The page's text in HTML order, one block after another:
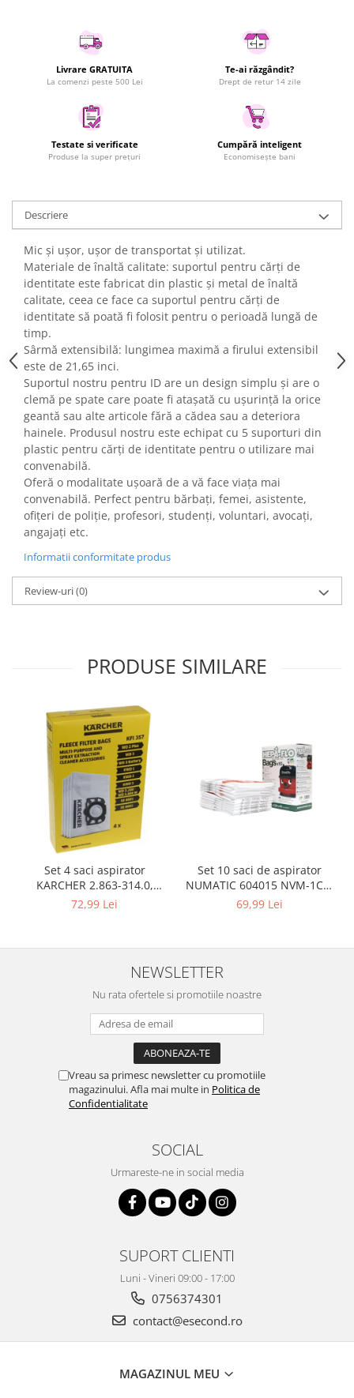
Laptop, Tablete & Telefoane
Accesorii tablete
Laptopuri si Accesorii
Telefoane Mobile & accesorii
Wearable & Gadgeturi
Electrocasnice & Climatizare
Accesorii si piese masini spalat
vase
Aparate Frigorifice
Aparate Racire Aer
Aragaze si cuptoare cu microunde
Climatizare & sisteme de incalzire
Electrocasnice pentru Bucatarie
Fiare de calcat si masini de cusut
Ingrijire Locuinta
Purificatoare de aer
Fashion
Bijuterii
Ceasuri barbatesti
Ceasuri dama
Cutii, curele si accesorii ceasuri
Genti si accesorii barbati
Genti si accesorii femei
Imbracaminte barbati
Imbracaminte femei
Imbracaminte si Incaltaminte copii
Ochelari de soare
Birotica & Papetarie
Console, Jocuri & Accesorii
Ingrijire personala & Cosmetice
Accesorii aparate de ras electrice
Accesorii aparate hair styling
Aparate & Accesorii ingrijire
personala
Aparate cosmetice
Articole Sanatate si Wellness
Consumabile sanitare
personala
Camera copilului
Hrana bebelusi
Jucarii si Jocuri
Maternitate
Castroane si adapatori animale
Igiena animale de companie
Mobila si transport animale de
Zgarzi, lese si hamuri
PC, Periferice & Software
Desktop PC & Monitoare
Imprimante, Scanere &
Livrare GRATUITA
La comenzi peste 500 Lei
Te-ai răzgândit?
Drept de retur 14 zile
Testate si verificate
Produse la super prețuri
Cumpără inteligent
Economisește bani
Descriere
Mic și ușor, ușor de transportat și utilizat.
Materiale de înaltă calitate: suportul pentru cărți de
identitate este fabricat din plastic și metal de înaltă
calitate, ceea ce face ca suportul pentru cărți de
identitate să poată fi folosit pentru o perioadă lungă de
timp.
Sârmă extensibilă: lungimea maximă a firului extensibil
este de 21,65 inci.
Suportul nostru pentru ID are un design simplu și are o
clemă pe spate care poate fi atașată cu ușurință la orice
geantă sau alte articole fără a cădea sau a deteriora
hainele. Produsul nostru este echipat cu 5 suporturi din
plastic pentru cărți de identitate pentru o utilizare mai
convenabilă.
Oferă o modalitate ușoară de a vă face viața mai
convenabilă. Perfect pentru bărbați, femei, asistente,
ofițeri de poliție, profesori, studenți, voluntari, avocați,
angajați etc.
Informatii conformitate produs
Review-uri(0)
PRODUSE SIMILARE
Set 4 saci aspirator
KARCHER 2.863-314.0,
compatibil cu WD, KWD, SE
72,99 Lei
Set 10 saci de aspirator
NUMATIC 604015 NVM-1CH,
9L
69,99 Lei
NEWSLETTER
Nu rata ofertele si promotiile noastre
Vreau sa primesc newsletter cu promotiile
magazinului. Afla mai multe in Politica de
Confidentialitate
SOCIAL
Urmareste-ne in social media
SUPORT CLIENTI
Luni - Vineri 09:00 - 17:00
0756374301
contact@esecond.ro
MAGAZINUL MEU